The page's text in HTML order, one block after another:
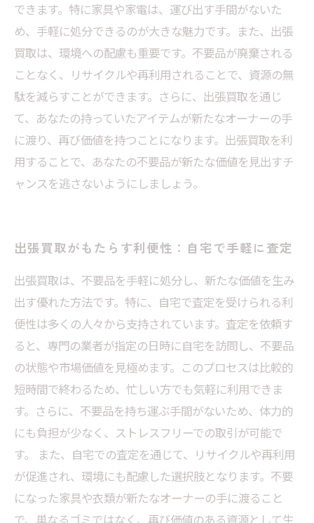
できます。特に家具や家電は、運び出す手間がないた
め、手軽に処分できるのが大きな魅力です。また、出張
買取は、環境への配慮も重要です。不要品が廃棄される
ことなく、リサイクルや再利用されることで、資源の無
駄を減らすことができます。さらに、出張買取を通じ
て、あなたの持っていたアイテムが新たなオーナーの手
に渡り、再び価値を持つことになります。出張買取を利
用することで、あなたの不要品が新たな価値を見出すチ
ャンスを逃さないようにしましょう。
出張買取がもたらす利便性：自宅で手軽に査定
出張買取は、不要品を手軽に処分し、新たな価値を生み
出す優れた方法です。特に、自宅で査定を受けられる利
便性は多くの人々から支持されています。査定を依頼す
ると、専門の業者が指定の日時に自宅を訪問し、不要品
の状態や市場価値を見極めます。このプロセスは比較的
短時間で終わるため、忙しい方でも気軽に利用できま
す。さらに、不要品を持ち運ぶ手間がないため、体力的
にも負担が少なく、ストレスフリーでの取引が可能で
す。 また、自宅での査定を通じて、リサイクルや再利用
が促進され、環境にも配慮した選択肢となります。不要
になった家具や衣類が新たなオーナーの手に渡ること
で、単なるゴミではなく、再び価値のある資源として生